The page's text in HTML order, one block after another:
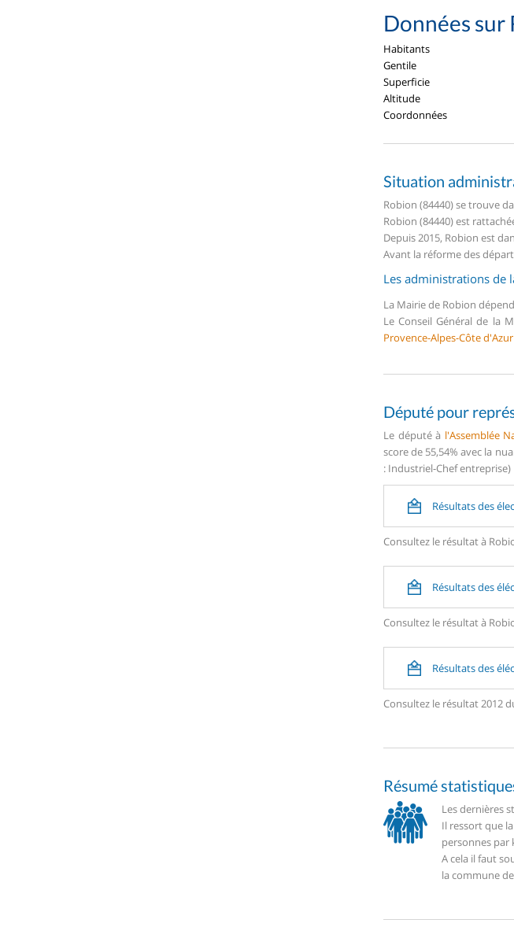
Données sur
Habitants
Gentile
Superficie
Altitude
Coordonnées
Situation
Robion (84440) se trouve
Robion (84440) est
Depuis 2015, Robion est
Avant la réforme des
Les administrations de
La Mairie de Robion
Le Conseil Général de la
Provence-Alpes-Côte d'Azur
Député pour
Le député à l'Assemblée
score de 55,54% avec la
: Industriel-Chef entreprise)
Résultats des
Consultez le résultat à
Résultats des
Consultez le résultat à
Résultats des
Consultez le résultat 2012
Résumé
Les dernières
Il ressort que
personnes par
A cela il faut
la commune